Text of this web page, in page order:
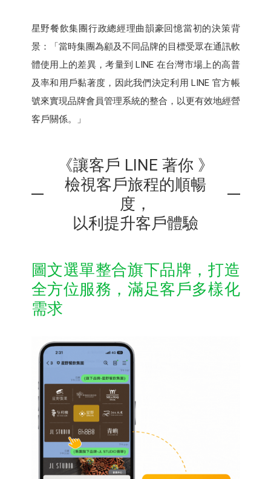
星野餐飲集團行政總經理曲韻豪回憶當初的決策背
景：「當時集團為顧及不同品牌的目標受眾在通訊軟
體使用上的差異，考量到 LINE 在台灣市場上的高普
及率和用戶黏著度，因此我們決定利用 LINE 官方帳
號來實現品牌會員管理系統的整合，以更有效地經營
客戶關係。」
《讓客戶 LINE 著你 》
檢視客戶旅程的順暢
度，
以利提升客戶體驗
圖文選單整合旗下品牌，打造
全方位服務，滿足客戶多樣化
需求